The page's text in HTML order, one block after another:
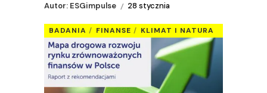
Autor: ESGimpulse 28 stycznia
BADANIA FINANSE KLIMAT I NATURA